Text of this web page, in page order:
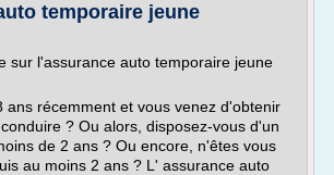
temporaire jeune
sur l'assurance auto temporaire jeune
ans récemment et vous venez d'obtenir
? Ou alors, disposez-vous d'un
de 2 ans ? Ou encore, n'êtes vous
au moins 2 ans ? L' assurance auto